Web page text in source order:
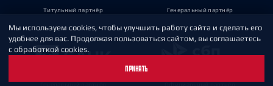
Мы используем cookies, чтобы улучшить работу сайта и сделать его
удобнее для вас. Продолжая пользоваться сайтом, вы соглашаетесь
с обработкой cookies.
ПРИНЯТЬ